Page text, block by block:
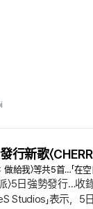
新歌〈
給我〉等共5首…「在
派〉5日強勢發行…
Studios」表示，5